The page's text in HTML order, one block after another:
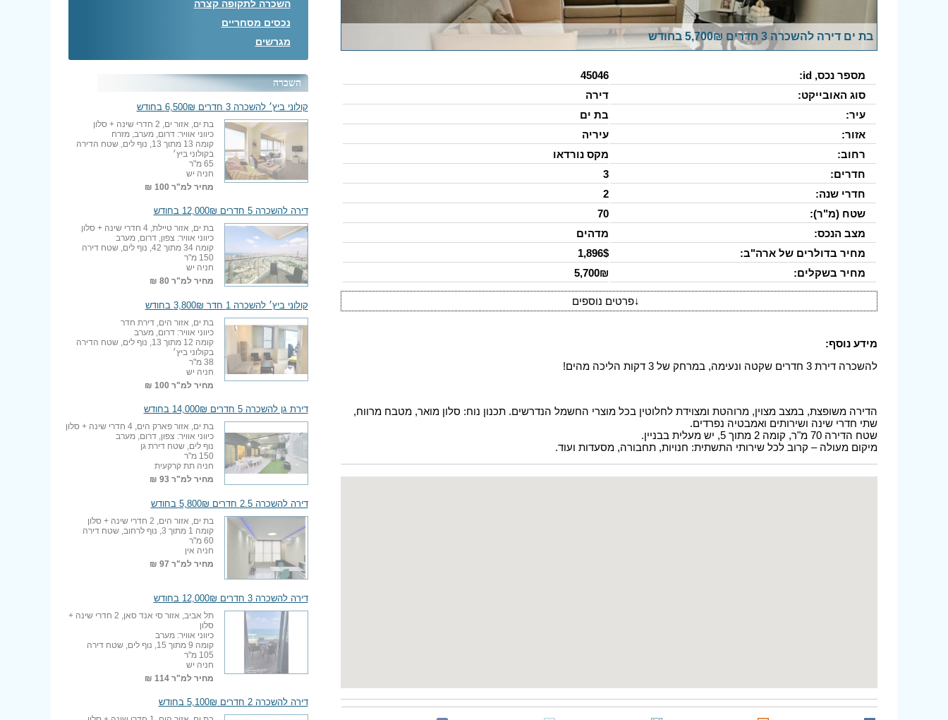
בת ים דירה להשכרה 3 חדרים 5,700₪ בחודש
מספר נכס, id:
45046
סוג האובייקט:
דירה
עיר:
בת ים
אזור:
עיריה
רחוב:
מקס נורדאו
חדרים:
3
חדרי שנה:
2
שטח (מ"ר):
70
מצב הנכס:
מדהים
מחיר בדולרים של ארה"ב:
1,896$
מחיר בשקלים:
5,700₪
↓פרטים נוספים
מידע נוסף:
להשכרה דירת 3 חדרים שקטה ונעימה, במרחק של 3 דקות הליכה מהים!
הדירה משופצת, במצב מצוין, מרוהטת ומצוידת לחלוטין בכל מוצרי החשמל הנדרשים. תכנון נוח: סלון מואר, מטבח מרווח,
שתי חדרי שינה ושירותים ואמבטיה נפרדים.
שטח הדירה 70 מ"ר, קומה 2 מתוך 5, יש מעלית בבניין.
מיקום מעולה – קרוב לכל שירותי התשתית: חנויות, תחבורה, מסעדות ועוד.
השכרה לתקופה קצרה
נכסים מסחריים
מגרשים
השכרה
קולוני ביץ׳ להשכרה 3 חדרים 6,500₪ בחודש
בת ים, אזור ים, 2 חדרי שינה + סלון
כיווני אוויר: דרום, מערב, מזרח
קומה 13 מתוך 13, נוף לים, שטח הדירה
בקולוני ביץ׳
65 מ"ר
חניה יש
מחיר למ"ר 100 ₪
דירה להשכרה 5 חדרים 12,000₪ בחודש
בת ים, אזור טיילת, 4 חדרי שינה + סלון
כיווני אוויר: צפון, דרום, מערב
קומה 34 מתוך 42, נוף לים, שטח דירה
150 מ"ר
חניה יש
מחיר למ"ר 80 ₪
קולוני ביץ׳ להשכרה 1 חדר 3,800₪ בחודש
בת ים, אזור הים, דירת חדר
כיווני אוויר: דרום, מערב
קומה 12 מתוך 13, נוף לים, שטח הדירה
בקולוני ביץ׳
38 מ"ר
חניה יש
מחיר למ"ר 100 ₪
דירת גן להשכרה 5 חדרים 14,000₪ בחודש
בת ים, אזור פארק הים, 4 חדרי שינה + סלון
כיווני אוויר: צפון, דרום, מערב
נוף לים, שטח דירת גן
150 מ"ר
חניה תת קרקעית
מחיר למ"ר93 ₪
דירה להשכרה 2.5 חדרים 5,800₪ בחודש
בת ים, אזור הים, 2 חדרי שינה + סלון
קומה 1 מתוך 3, נוף לרחוב, שטח דירה
60 מ"ר
חניה אין
מחיר למ"ר 97 ₪
דירה להשכרה 3 חדרים 12,000₪ בחודש
תל אביב, אזור סי אנד סאן, 2 חדרי שינה +
סלון
כיווני אוויר: מערב
קומה 9 מתוך 15, נוף לים, שטח דירה
105 מ"ר
חניה יש
מחיר למ"ר114 ₪
דירה להשכרה 2 חדרים 5,100₪ בחודש